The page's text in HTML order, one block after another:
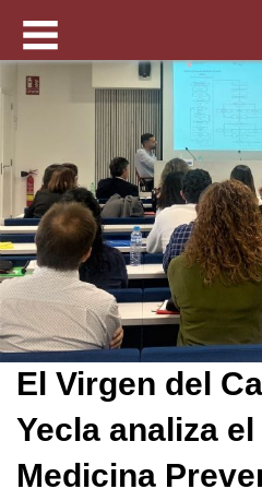
El Virgen del
Yecla analiza
Medicina